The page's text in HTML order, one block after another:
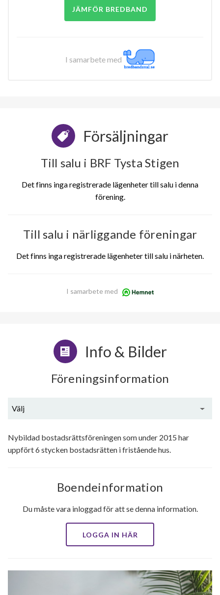
JÄMFÖR BREDBAND
I samarbete med
Försäljningar
Till salu i BRF Tysta Stigen
Det finns inga registrerade lägenheter till salu i denna
förening.
Till salu i närliggande föreningar
Det finns inga registrerade lägenheter till salu i närheten.
I samarbete med
Info & Bilder
Föreningsinformation
Välj
Nybildad bostadsrättsföreningen som under 2015 har
uppfört 6 stycken bostadsrätten i fristående hus.
Boendeinformation
Du måste vara inloggad för att se denna information.
LOGGA IN HÄR